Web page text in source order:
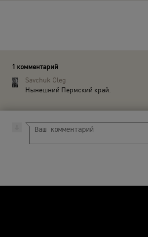
1 комментарий
Savchuk Oleg
Нынешний Пермский край.